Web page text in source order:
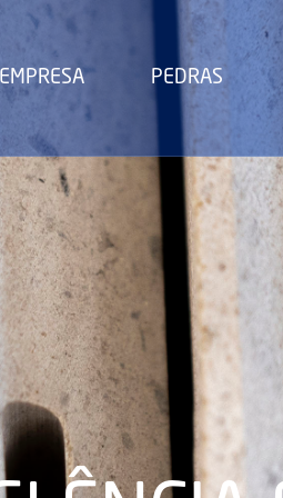
EMPRESA PEDRAS